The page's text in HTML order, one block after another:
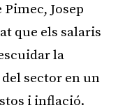
Pimec, Josep
que els salaris
la
sector en un
i inflació.